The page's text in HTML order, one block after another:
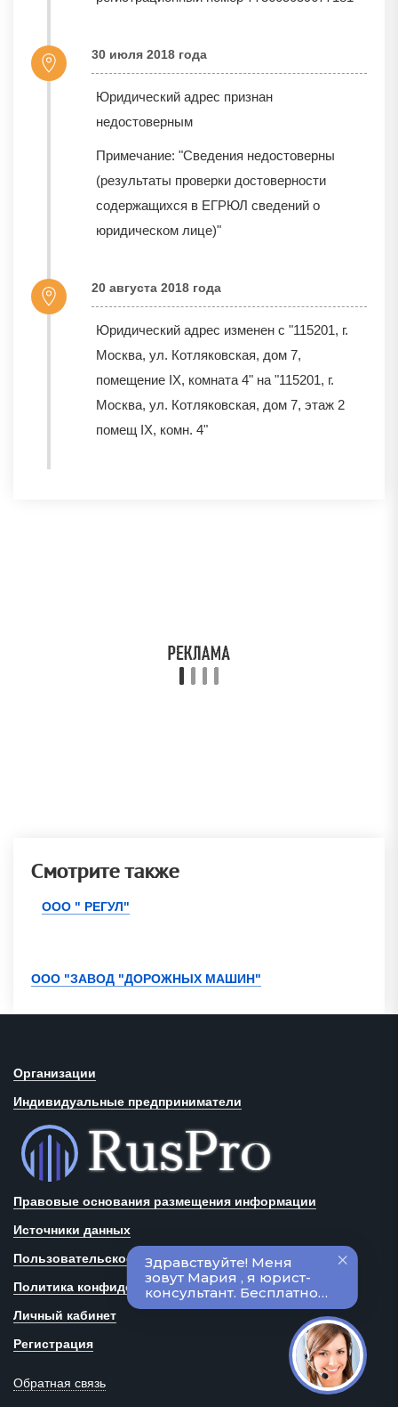
30 июля 2018 года
Юридический адрес признан
недостоверным
Примечание: "Сведения недостоверны
(результаты проверки достоверности
содержащихся в ЕГРЮЛ сведений о
юридическом лице)"
20 августа 2018 года
Юридический адрес изменен с "115201, г.
Москва, ул. Котляковская, дом 7,
помещение IX, комната 4" на "115201, г.
Москва, ул. Котляковская, дом 7, этаж 2
помещ IX, комн. 4"
Смотрите также
ООО " РЕГУЛ"
ООО "ЗАВОД "ДОРОЖНЫХ МАШИН"
Организации
Индивидуальные предприниматели
Правовые основания размещения информации
Источники данных
Пользовательское соглашение
Политика конфиденциальности
Личный кабинет
Регистрация
Обратная связь